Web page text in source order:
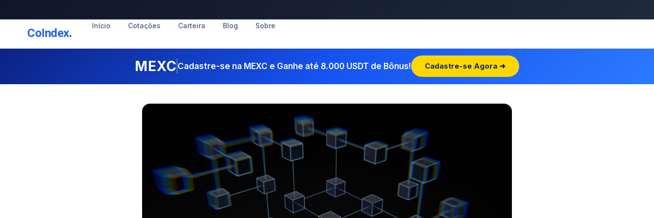
CoIndex. Início Cotações Carteira Blog Sobre
MEXC Cadastre-se na MEXC e Ganhe até 8.000 USDT de Bônus! Cadastre-se Agora ➜